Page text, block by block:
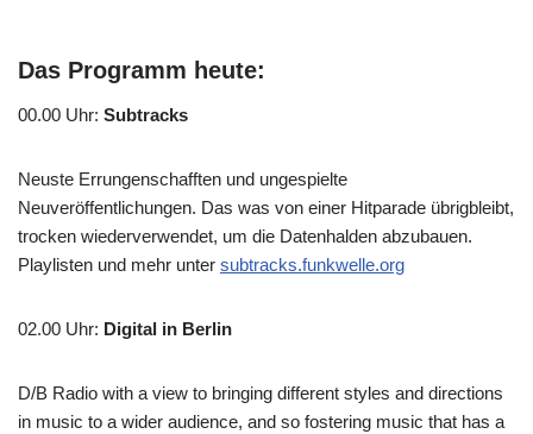
Das Programm heute:
00.00 Uhr: Subtracks
Neuste Errungenschafften und ungespielte
Neuveröffentlichungen. Das was von einer Hitparade übrigbleibt,
trocken wiederverwendet, um die Datenhalden abzubauen.
Playlisten und mehr unter subtracks.funkwelle.org
02.00 Uhr: Digital in Berlin
D/B Radio with a view to bringing different styles and directions
in music to a wider audience, and so fostering music that has a